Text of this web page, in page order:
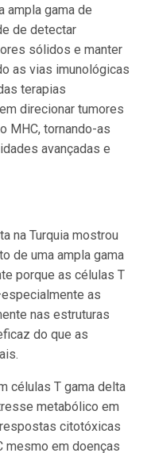
ampla gama de
de detectar
sólidos e manter
as vias imunológicas
terapias
direcionar tumores
MHC, tornando-as
avançadas e
na Turquia mostrou
de uma ampla gama
porque as células T
as
nas estruturas
do que as
células T gama delta
metabólico em
citotóxicas
mesmo em doenças